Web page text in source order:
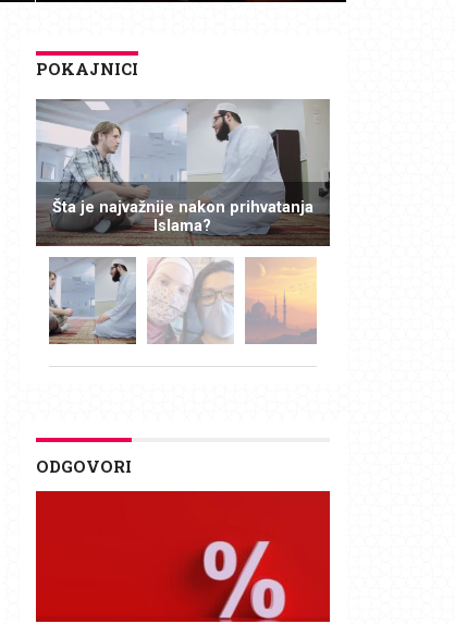
POKAJNICI
Šta je najvažnije nakon prihvatanja
Islama?
ODGOVORI